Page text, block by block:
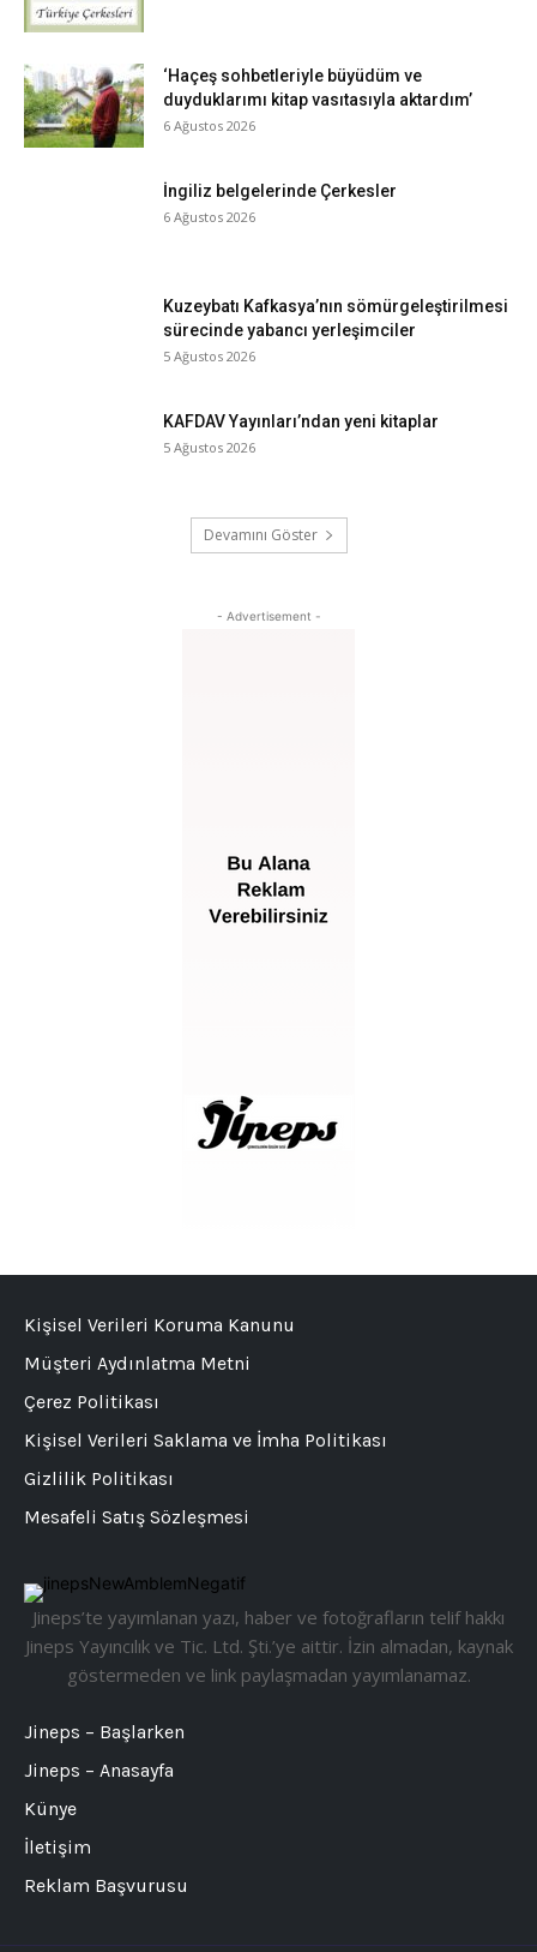
‘Haçeş sohbetleriyle büyüdüm ve
duyduklarımı kitap vasıtasıyla aktardım’
6 Ağustos 2026
İngiliz belgelerinde Çerkesler
6 Ağustos 2026
Kuzeybatı Kafkasya’nın sömürgeleştirilmesi
sürecinde yabancı yerleşimciler
5 Ağustos 2026
KAFDAV Yayınları’ndan yeni kitaplar
5 Ağustos 2026
Devamını Göster
- Advertisement -
Jineps’te yayımlanan yazı, haber ve fotoğrafların telif hakkı
Jineps Yayıncılık ve Tic. Ltd. Şti.’ye aittir. İzin almadan, kaynak
göstermeden ve link paylaşmadan yayımlanamaz.
Jineps – Başlarken
Jineps – Anasayfa
Künye
İletişim
Reklam Başvurusu
Kişisel Verileri Koruma Kanunu
Müşteri Aydınlatma Metni
Çerez Politikası
Kişisel Verileri Saklama ve İmha Politikası
Gizlilik Politikası
Mesafeli Satış Sözleşmesi